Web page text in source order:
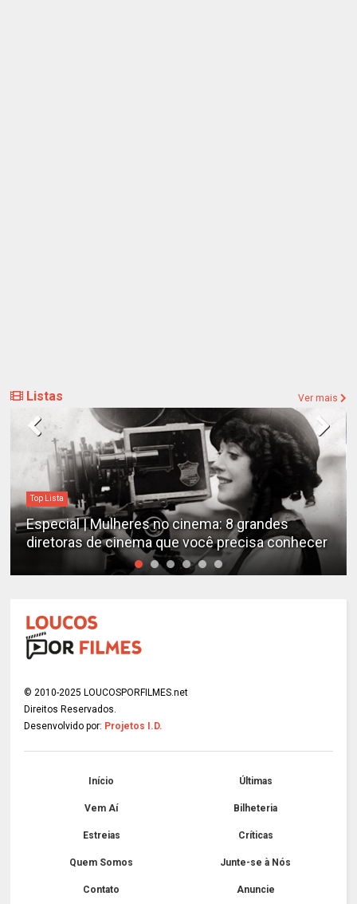
Listas Ver mais
Destaques
Estudo determina os filmes de cães mais
emocionantes de todos os tempos
© 2010-2025 LOUCOSPORFILMES.net
Direitos Reservados.
Desenvolvido por: Projetos I.D.
Início Últimas
Vem Aí Bilheteria
Estreias Críticas
Quem Somos Junte-se à Nós
Contato Anuncie